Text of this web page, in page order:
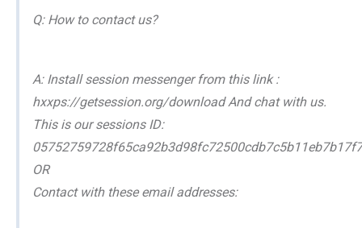
Q: How to contact us?
A: Install session messenger from this link :
hxxps://getsession.org/download And chat with us.
This is our sessions ID:
OR
Contact with these email addresses: